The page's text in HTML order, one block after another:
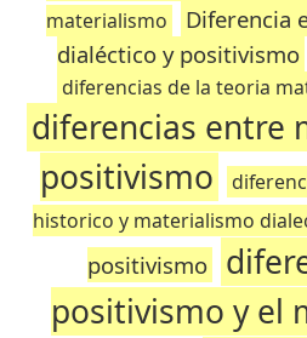
materialismo
Diferencia
dialéctico y positivismo
diferencias de la teoria
diferencias entre
positivismo
historico y materialismo
positivismo
positivismo y el